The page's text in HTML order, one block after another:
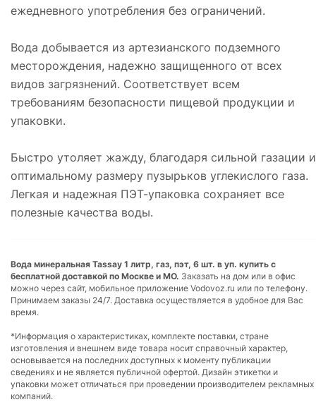
ежедневного употребления без ограничений.
Вода добывается из артезианского подземного
месторождения, надежно защищенного от всех
видов загрязнений. Соответствует всем
требованиям безопасности пищевой продукции и
упаковки.
Быстро утоляет жажду, благодаря сильной газации и
оптимальному размеру пузырьков углекислого газа.
Легкая и надежная ПЭТ-упаковка сохраняет все
полезные качества воды.
Вода минеральная Tassay 1 литр, газ, пэт, 6 шт. в уп. купить с
бесплатной доставкой по Москве и МО. Заказать на дом или в офис
можно через сайт, мобильное приложение Vodovoz.ru или по телефону.
Принимаем заказы 24/7. Доставка осуществляется в удобное для Вас
время.
*Информация о характеристиках, комплекте поставки, стране
изготовления и внешнем виде товара носит справочный характер,
основывается на последних доступных к моменту публикации
сведениях и не является публичной офертой. Дизайн этикетки и
упаковки может отличаться при проведении производителем рекламных
компаний.